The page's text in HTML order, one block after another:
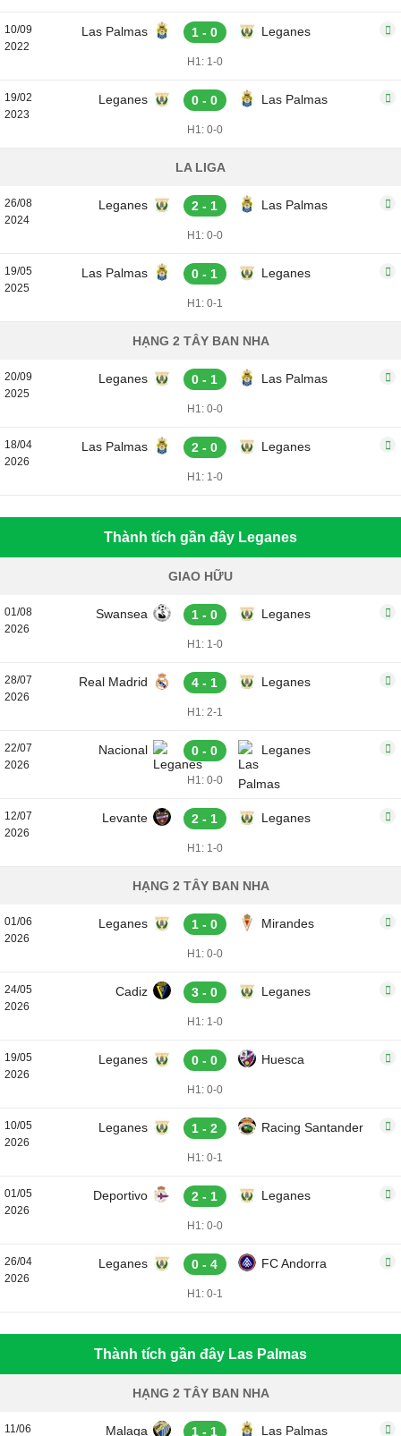
10/09
2022
Las Palmas 1 - 0 Leganes
H1: 1-0
19/02
2023
Leganes 0 - 0 Las Palmas
H1: 0-0
LA LIGA
26/08
2024
Leganes 2 - 1 Las Palmas
H1: 0-0
19/05
2025
Las Palmas 0 - 1 Leganes
H1: 0-1
HẠNG 2 TÂY BAN NHA
20/09
2025
Leganes 0 - 1 Las Palmas
H1: 0-0
18/04
2026
Las Palmas 2 - 0 Leganes
H1: 1-0
Thành tích gần đây Leganes
GIAO HỮU
01/08
2026
Swansea 1 - 0 Leganes
H1: 1-0
28/07
2026
Real Madrid 4 - 1 Leganes
H1: 2-1
22/07
2026
Nacional 0 - 0 Leganes
H1: 0-0
12/07
2026
Levante 2 - 1 Leganes
H1: 1-0
HẠNG 2 TÂY BAN NHA
01/06
2026
Leganes 1 - 0 Mirandes
H1: 0-0
24/05
2026
Cadiz 3 - 0 Leganes
H1: 1-0
19/05
2026
Leganes 0 - 0 Huesca
H1: 0-0
10/05
2026
Leganes 1 - 2 Racing Santander
H1: 0-1
01/05
2026
Deportivo 2 - 1 Leganes
H1: 0-0
26/04
2026
Leganes 0 - 4 FC Andorra
H1: 0-1
Thành tích gần đây Las Palmas
HẠNG 2 TÂY BAN NHA
11/06
Malaga 1 - 1 Las Palmas